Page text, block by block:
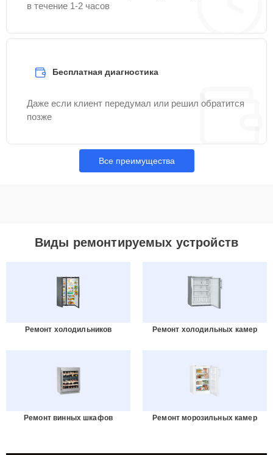
в течение 1-2 часов
Бесплатная диагностика
Даже если клиент передумал или решил обратится
позже
Все преимущества
Виды ремонтируемых устройств
Ремонт холодильников Ремонт холодильных камер
Ремонт винных шкафов Ремонт морозильных камер